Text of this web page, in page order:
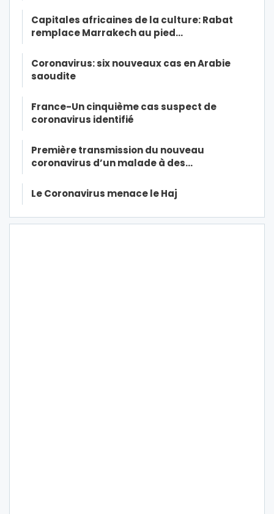
Capitales africaines de la culture: Rabat
remplace Marrakech au pied…
Coronavirus: six nouveaux cas en Arabie
saoudite
France-Un cinquième cas suspect de
coronavirus identifié
Première transmission du nouveau
coronavirus d’un malade à des…
Le Coronavirus menace le Haj